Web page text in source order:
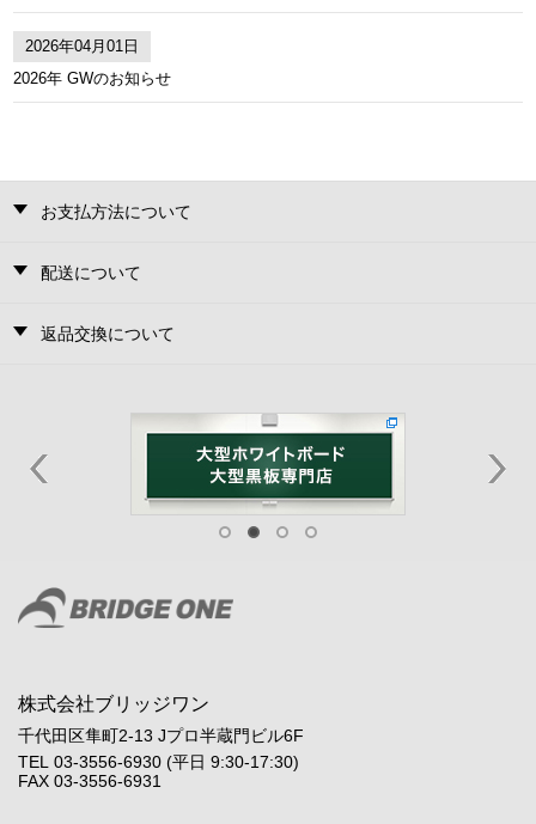
2026年04月01日
2026年 GWのお知らせ
お支払方法について
配送について
返品交換について
株式会社ブリッジワン
千代田区隼町2-13 Jプロ半蔵門ビル6F
TEL 03-3556-6930 (平日 9:30-17:30)
FAX 03-3556-6931